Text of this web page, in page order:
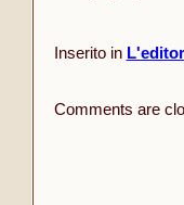
Inserito in
Comments are